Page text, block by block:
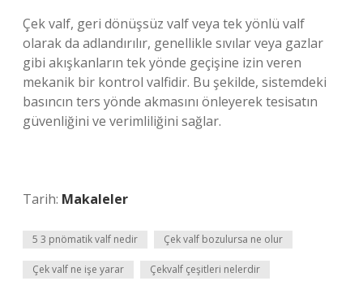
Çek valf, geri dönüşsüz valf veya tek yönlü valf
olarak da adlandırılır, genellikle sıvılar veya gazlar
gibi akışkanların tek yönde geçişine izin veren
mekanik bir kontrol valfidir. Bu şekilde, sistemdeki
basıncın ters yönde akmasını önleyerek tesisatın
güvenliğini ve verimliliğini sağlar.
Tarih: Makaleler
5 3 pnömatik valf nedir Çek valf bozulursa ne olur
Çek valf ne işe yarar Çekvalf çeşitleri nelerdir